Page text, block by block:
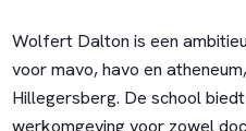
Wolfert Dalton is een
voor mavo, havo en
Hillegersberg. De school
werkomgeving voor zowel